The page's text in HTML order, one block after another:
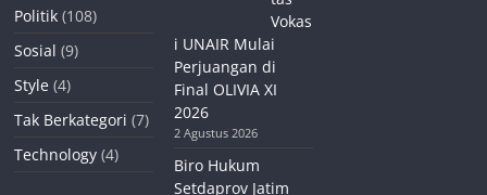
Politik (108)
Sosial (9)
Style (4)
Tak Berkategori (7)
Technology (4)
Vokas
i UNAIR Mulai
Perjuangan di
Final OLIVIA XI
2026
2 Agustus 2026
Biro Hukum
Setdaprov Jatim